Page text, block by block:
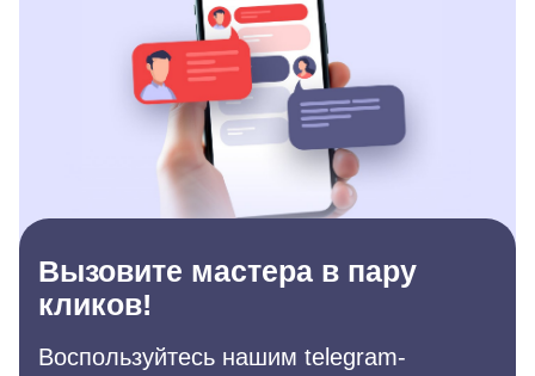
Вызовите мастера в пару
кликов!
Воспользуйтесь нашим telegram-